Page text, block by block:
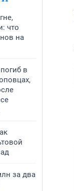
что
на
в
за два